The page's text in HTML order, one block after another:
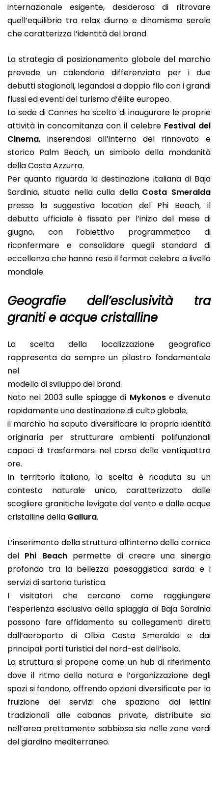
internazionale esigente, desiderosa di ritrovare
quell’equilibrio tra relax diurno e dinamismo serale
che caratterizza l’identità del brand.
La strategia di posizionamento globale del marchio
prevede un calendario differenziato per i due
debutti stagionali, legandosi a doppio filo con i grandi
flussi ed eventi del turismo d’élite europeo.
La sede di Cannes ha scelto di inaugurare le proprie
attività in concomitanza con il celebre Festival del
Cinema, inserendosi all’interno del rinnovato e
storico Palm Beach, un simbolo della mondanità
della Costa Azzurra.
Per quanto riguarda la destinazione italiana di Baja
Sardinia, situata nella culla della Costa Smeralda
presso la suggestiva location del Phi Beach, il
debutto ufficiale è fissato per l’inizio del mese di
giugno, con l’obiettivo programmatico di
riconfermare e consolidare quegli standard di
eccellenza che hanno reso il format celebre a livello
mondiale.
Geografie dell’esclusività tra
graniti e acque cristalline
La scelta della localizzazione geografica
rappresenta da sempre un pilastro fondamentale
nel
modello di sviluppo del brand.
Nato nel 2003 sulle spiagge di Mykonose divenuto
rapidamente una destinazione di culto globale,
il marchio ha saputo diversificare la propria identità
originaria per strutturare ambienti polifunzionali
capaci di trasformarsi nel corso delle ventiquattro
ore.
In territorio italiano, la scelta è ricaduta su un
contesto naturale unico, caratterizzato dalle
scogliere granitiche levigate dal vento e dalle acque
cristalline della Gallura.
L’inserimento della struttura all’interno della cornice
del Phi Beachpermette di creare una sinergia
profonda tra la bellezza paesaggistica sarda e i
servizi di sartoria turistica.
I visitatori che cercano come raggiungere
l’esperienza esclusiva della spiaggia di Baja Sardinia
possono fare affidamento su collegamenti diretti
dall’aeroporto di Olbia Costa Smeralda e dai
principali porti turistici del nord-est dell’isola.
La struttura si propone come un hub di riferimento
dove il ritmo della natura e l’organizzazione degli
spazi si fondono, offrendo opzioni diversificate per la
fruizione dei servizi che spaziano dai lettini
tradizionali alle cabanas private, distribuite sia
nell’area prettamente sabbiosa sia nelle zone verdi
del giardino mediterraneo.